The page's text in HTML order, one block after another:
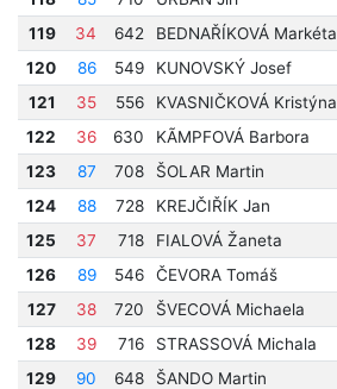
119
34 642 BEDNAŘÍKOVÁ Markéta
120
86 549 KUNOVSKÝ Josef
121
35 556 KVASNIČKOVÁ Kristýna
122
36 630 KÃMPFOVÁ Barbora
123
87 708 ŠOLAR Martin
124
88 728 KREJČIŘÍK Jan
125
37 718 FIALOVÁ Žaneta
126
89 546 ČEVORA Tomáš
127
38 720 ŠVECOVÁ Michaela
128
39 716 STRASSOVÁ Michala
129
90 648 ŠANDO Martin